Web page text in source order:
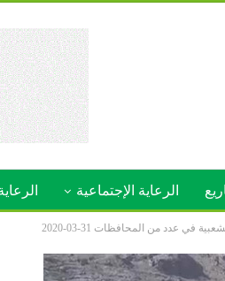
الرعاية الإجتماعية
عدد من المحافظات 31-03-2020